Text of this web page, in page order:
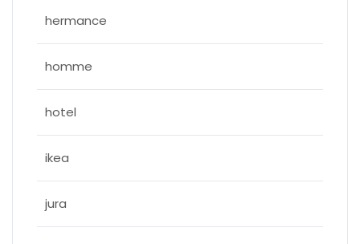
hermance
homme
hotel
ikea
jura